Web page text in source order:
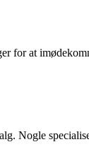
for at
Nogle